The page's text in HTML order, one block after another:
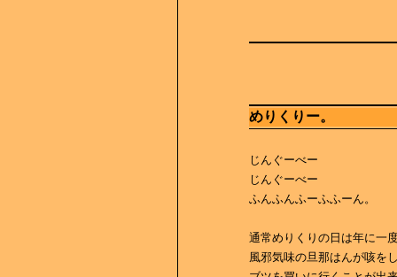
めりくりー。
じんぐーべー
じんぐーべー
ふんふんふーふふーん。
通常めりくりの日は年に一
風邪気味の旦那はんが咳を